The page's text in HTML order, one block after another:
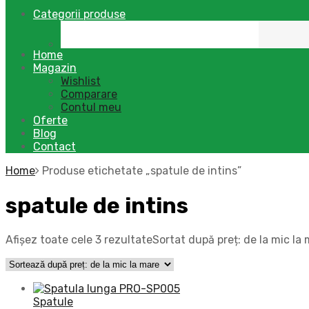
Categorii produse
Home
Magazin
Wishlist
Comparare
Contul meu
Oferte
Blog
Contact
Home
Produse etichetate „spatule de intins”
spatule de intins
Afișez toate cele 3 rezultateSortat după preț: de la mic la
Spatule